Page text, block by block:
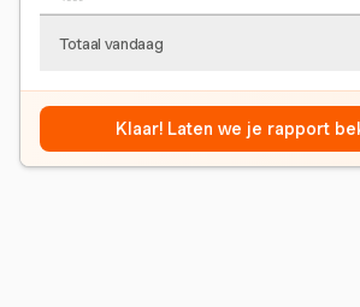
Totaal vandaag
Klaar! Laten we je rapport